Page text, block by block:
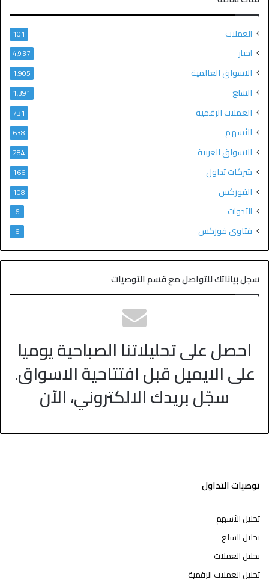
العملات 101
اخبار 4٬937
الاسواق العالمية 1٬905
السلع 1٬391
العملات الرقمية 731
الأسهم 638
الاسواق العربية 284
شركات تداول 166
الفوركس 108
الأدوات 6
فتاوى فوركس 6
سجل بياناتك للتواصل مع قسم التوصيات
احصل على تحليلاتنا الصباحية يوميا
على الايميل قبل افتتاحية الاسواق.
سجّل بريدك الالكتروني، الآن
توصيات التداول
تحليل الأسهم
تحليل السلع
تحليل العملات
تحليل العملات الرقمية